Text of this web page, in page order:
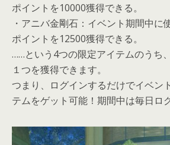
ポイントを10000獲得できる。
・アニバ金剛石：イベント期間中に
ポイントを12500獲得できる。
……という4つの限定アイテムのうち
１つを獲得できます。
つまり、ログインするだけでイベン
テムをゲット可能！期間中は毎日ロ